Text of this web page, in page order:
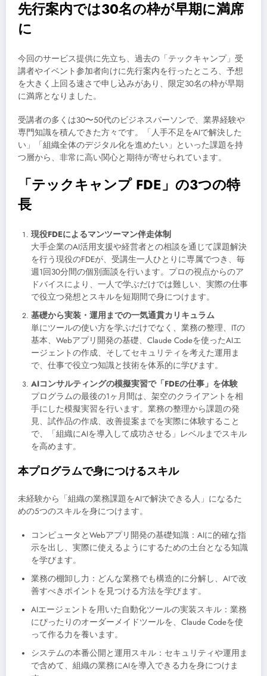
先行案内では30名の枠が早期に満席
に
今回のサービス提供に先立ち、過去の「テックキャンプ」受
講者やイベント参加者向けに先行案内を行ったところ、予想
を大きく上回る速さで申し込みがあり、限定30名の枠が早期
に満席となりました。
受講者の多くは30〜50代のビジネスパーソンで、業界経験や
専門知識を積んできた方々です。「人手不足をAIで解決した
い」「組織全体のデジタル化を進めたい」といった課題を持
つ層から、非常に高い関心と期待が寄せられています。
「テックキャンプ FDE」の3つの特
長
現役FDEによるマンツーマン伴走体制
大手企業のAI活用支援や経営者との相談を通じて課題解決
を行う現役のFDEが、受講生一人ひとりに専属でつき、毎
週1回30分間の個別面談を行います。プロの視点からのア
ドバイスにより、一人で学ぶだけでは難しい、実際の仕事
で役立つ発想とスキルを短期間で身につけます。
基礎から実装・運用までの一気通貫カリキュラム
単にツールの使い方を学ぶだけでなく、業務の整理、ITの
基本、Webアプリ開発の基礎、Claude Codeを使ったAIエ
ージェントの作成、そしてセキュリティを考えた運用ま
で、仕事で役立つ知識と技術を体系的に学びます。
AIコンサルティングの模擬実習で「FDEの仕事」を体験
プログラムの最後の1ヶ月間は、架空のクライアントを相
手にした模擬実習を行います。業務の整理から課題の発
見、試作品の作成、改善提案までを実際に体験すること
で、「組織にAIを導入して成功させる」レベルまでスキル
を高めます。
本プログラムで身につけるスキル
未経験から「組織の業務課題をAIで解決できる人」になるた
めの5つのスキルを身につけます。
コンピュータとWebアプリ開発の基礎知識：AIに的確な指
示を出し、実際に使えるようにするための土台となる知識
を学びます。
業務の棚卸し力：どんな業務でも構造的に分解し、AIで改
善すべきポイントを見つける方法を学びます。
AIエージェントを用いた自動化ツールの実装スキル：業務
にぴったりのオーダーメイドツールを、Claude Codeを使
って作る力を養います。
システムの本番公開と運用スキル：セキュリティや運用ま
で含めて、組織の業務にAIを導入できる力を身につけま